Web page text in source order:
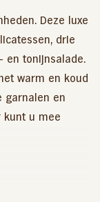
Deze luxe
drie
en tonijnsalade.
warm en koud
garnalen en
kunt u mee